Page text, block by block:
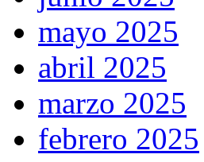
mayo 2025
abril 2025
marzo 2025
febrero 2025